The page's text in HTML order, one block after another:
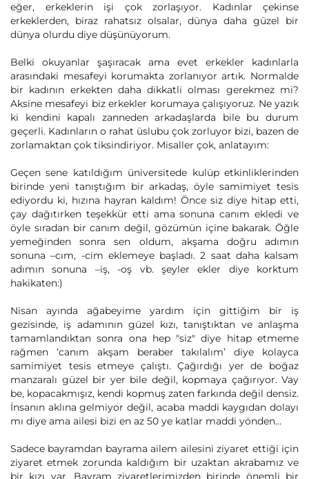
eğer, erkeklerin işi çok zorlaşıyor. Kadınlar çekinse
erkeklerden, biraz rahatsız olsalar, dünya daha güzel bir
dünya olurdu diye düşünüyorum.
Belki okuyanlar şaşıracak ama evet erkekler kadınlarla
arasındaki mesafeyi korumakta zorlanıyor artık. Normalde
bir kadının erkekten daha dikkatli olması gerekmez mi?
Aksine mesafeyi biz erkekler korumaya çalışıyoruz. Ne yazık
ki kendini kapalı zanneden arkadaşlarda bile bu durum
geçerli. Kadınların o rahat üslubu çok zorluyor bizi, bazen de
zorlamaktan çok tiksindiriyor. Misaller çok, anlatayım:
Geçen sene katıldığım üniversitede kulüp etkinliklerinden
birinde yeni tanıştığım bir arkadaş, öyle samimiyet tesis
ediyordu ki, hızına hayran kaldım! Önce siz diye hitap etti,
çay dağıtırken teşekkür etti ama sonuna canım ekledi ve
öyle sıradan bir canım değil, gözümün içine bakarak. Öğle
yemeğinden sonra sen oldum, akşama doğru adımın
sonuna –cım, -cim eklemeye başladı. 2 saat daha kalsam
adımın sonuna –iş, -oş vb. şeyler ekler diye korktum
hakikaten:)
Nisan ayında ağabeyime yardım için gittiğim bir iş
gezisinde, iş adamının güzel kızı, tanıştıktan ve anlaşma
tamamlandıktan sonra ona hep "siz" diye hitap etmeme
rağmen ‘canım akşam beraber takılalım’ diye kolayca
samimiyet tesis etmeye çalıştı. Çağırdığı yer de boğaz
manzaralı güzel bir yer bile değil, kopmaya çağırıyor. Vay
be, kopacakmışız, kendi kopmuş zaten farkında değil densiz.
İnsanın aklına gelmiyor değil, acaba maddi kaygıdan dolayı
mı diye ama ailesi bizi en az 50 ye katlar maddi yönden…
Sadece bayramdan bayrama ailem ailesini ziyaret ettiği için
ziyaret etmek zorunda kaldığım bir uzaktan akrabamız ve
bir kızı var. Bayram ziyaretlerimizden birinde önemli bir